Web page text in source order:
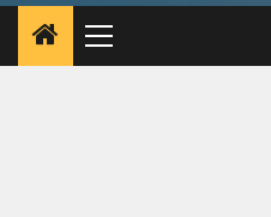
Primary
Menu